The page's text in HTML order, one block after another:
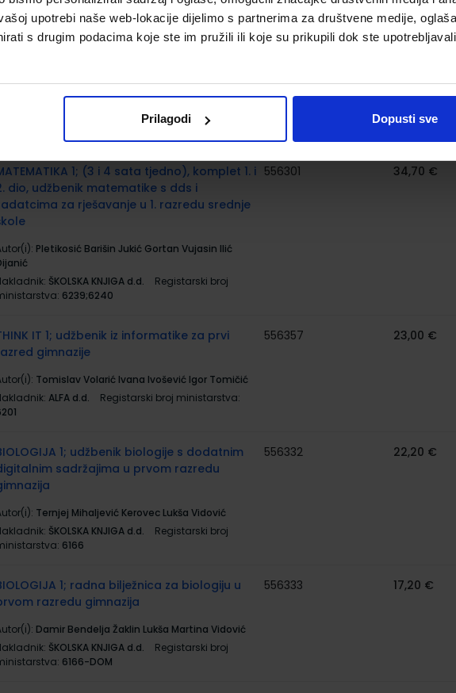
upotrebi naše web-lokacije dijelimo s partnerima za društvene medije,
s drugim podacima koje ste im pružili ili koje su prikupili dok ste
Prilagodi Dopusti sve
LINGUAE LATINAE; radna bilježnica
Zvonimir Milanović
Registarski broj ministarstva:
779635 14,60 €
1; (3 i 4 sata tjedno), komplet 1. i
dio, udžbenik matematike s dds i
za rješavanje u 1. razredu srednje
Pletikosić Barišin Jukić Gortan Vujasin Ilić
ŠKOLSKA KNJIGA d.d.
Registarski broj
6239;6240
556301 34,70 €
IT 1; udžbenik iz informatike za prvi
gimnazije
Tomislav Volarić Ivana Ivošević Igor Tomičić
ALFA d.d.
Registarski broj ministarstva:
556357 23,00 €
1; udžbenik biologije s dodatnim
sadržajima u prvom razredu
Ternjej Mihaljević Kerovec Lukša Vidović
ŠKOLSKA KNJIGA d.d.
Registarski broj
6166
556332 22,20 €
1; radna bilježnica za biologiju u
razredu gimnazija
Damir Bendelja Žaklin Lukša Martina Vidović
ŠKOLSKA KNJIGA d.d.
Registarski broj
6166-DOM
556333 17,20 €